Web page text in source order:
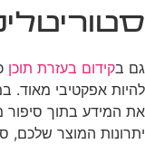
גם בקידום בעזרת תוכן
להיות אפקטיבי מאוד.
את המידע בתוך
יתרונות המוצר שלכם,